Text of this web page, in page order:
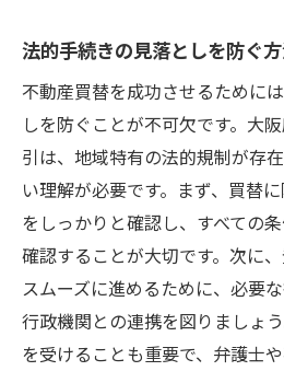
法的手続きの見落としを防ぐ
不動産買替を成功させるために
しを防ぐことが不可欠です。大
引は、地域特有の法的規制が存
い理解が必要です。まず、買替
をしっかりと確認し、すべての
確認することが大切です。次に
スムーズに進めるために、必要
行政機関との連携を図りましょ
を受けることも重要で、弁護士